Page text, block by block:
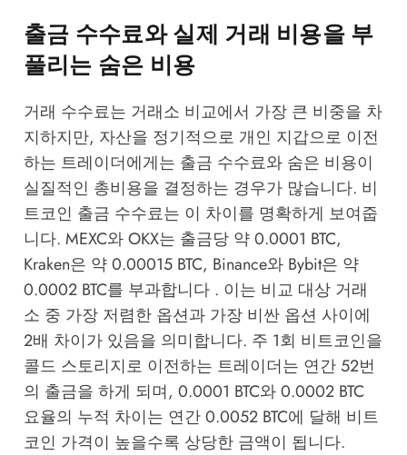
출금 수수료와 실제 거래 비용을 부
풀리는 숨은 비용
거래 수수료는 거래소 비교에서 가장 큰 비중을 차
지하지만, 자산을 정기적으로 개인 지갑으로 이전
하는 트레이더에게는 출금 수수료와 숨은 비용이
실질적인 총비용을 결정하는 경우가 많습니다. 비
트코인 출금 수수료는 이 차이를 명확하게 보여줍
니다. MEXC와 OKX는 출금당 약 0.0001 BTC,
Kraken은 약 0.00015 BTC, Binance와 Bybit은 약
0.0002 BTC를 부과합니다 . 이는 비교 대상 거래
소 중 가장 저렴한 옵션과 가장 비싼 옵션 사이에
2배 차이가 있음을 의미합니다. 주 1회 비트코인을
콜드 스토리지로 이전하는 트레이더는 연간 52번
의 출금을 하게 되며, 0.0001 BTC와 0.0002 BTC
요율의 누적 차이는 연간 0.0052 BTC에 달해 비트
코인 가격이 높을수록 상당한 금액이 됩니다.